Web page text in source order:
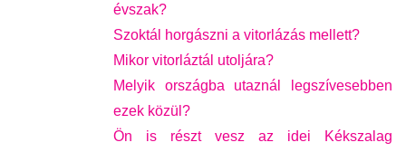
évszak?
Szoktál horgászni a vitorlázás mellett?
Mikor vitorláztál utoljára?
Melyik országba utaznál legszívesebben
ezek közül?
Ön is részt vesz az idei Kékszalag